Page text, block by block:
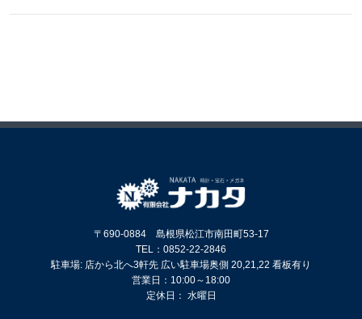
〒690-0884 島根県松江市南田町53-17
TEL：0852-22-2846
駐車場: 店から北へ3軒先 広い駐車場奥側 20,21,22 看板有り
営業日：10:00～18:00
定休日： 水曜日